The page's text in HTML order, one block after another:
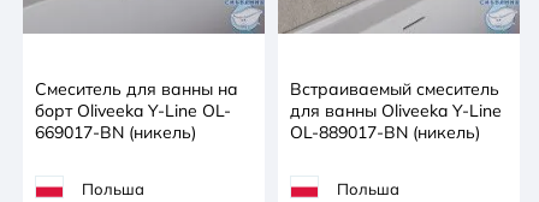
Смеситель для ванны на
борт Oliveeka Y-Line OL-
669017-BN (никель)
Польша
Встраиваемый смеситель
для ванны Oliveeka Y-Line
OL-889017-BN (никель)
Польша